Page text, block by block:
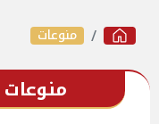
منوعات
منوعات